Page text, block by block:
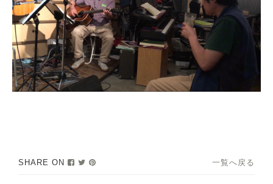
SHARE ON 一覧へ戻る